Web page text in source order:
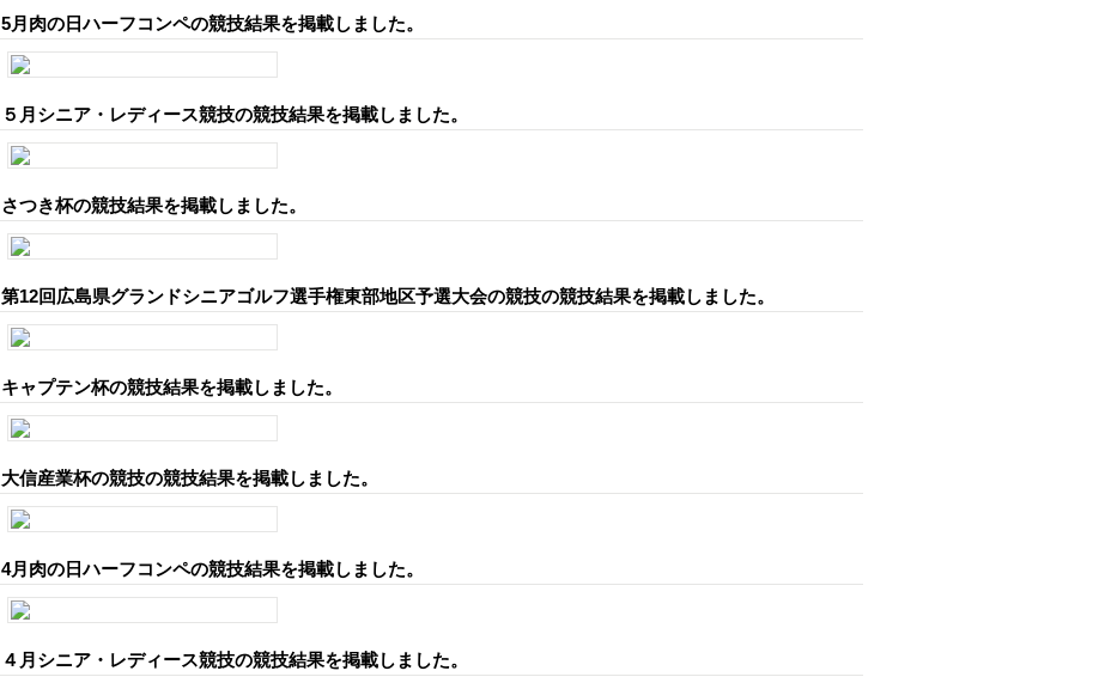
5月肉の日ハーフコンペの競技結果を掲載しました。
５月シニア・レディース競技の競技結果を掲載しました。
さつき杯の競技結果を掲載しました。
第12回広島県グランドシニアゴルフ選手権東部地区予選大会の競技の競技結果を掲載しました。
キャプテン杯の競技結果を掲載しました。
大信産業杯の競技の競技結果を掲載しました。
4月肉の日ハーフコンペの競技結果を掲載しました。
４月シニア・レディース競技の競技結果を掲載しました。